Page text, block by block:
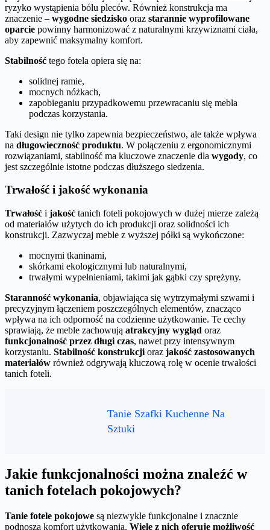
ryzyko wystąpienia bólu pleców. Również konstrukcja ma
znaczenie – wygodne siedzisko oraz starannie wyprofilowane
oparcie powinny harmonizować z naturalnymi krzywiznami ciała,
aby zapewnić maksymalny komfort.
Stabilność tego fotela opiera się na:
solidnej ramie,
mocnych nóżkach,
zapobieganiu przypadkowemu przewracaniu się mebla
podczas korzystania.
Taki design nie tylko zapewnia bezpieczeństwo, ale także wpływa
na długowieczność produktu. W połączeniu z ergonomicznymi
rozwiązaniami, stabilność ma kluczowe znaczenie dla wygody, co
jest szczególnie istotne podczas dłuższego siedzenia.
Trwałość i jakość wykonania
Trwałość i jakość tanich foteli pokojowych w dużej mierze zależą
od materiałów użytych do ich produkcji oraz solidności ich
konstrukcji. Zazwyczaj meble z wyższej półki są wykończone:
mocnymi tkaninami,
skórkami ekologicznymi lub naturalnymi,
trwałymi wypełnieniami, takimi jak gąbki czy sprężyny.
Staranność wykonania, objawiająca się wytrzymałymi szwami i
precyzyjnym łączeniem poszczególnych elementów, znacząco
wpływa na ich odporność na codzienne użytkowanie. Te cechy
sprawiają, że meble zachowują atrakcyjny wygląd oraz
funkcjonalność przez długi czas, nawet przy intensywnym
korzystaniu. Stabilność konstrukcji oraz jakość zastosowanych
materiałów również odgrywają kluczową rolę w ocenie trwałości
tanich foteli.
Tanie Szafki Kuchenne Na
Sztuki
Jakie funkcjonalności można znaleźć w
tanich fotelach pokojowych?
Tanie fotele pokojowe są niezwykle funkcjonalne i znacznie
podnoszą komfort użytkowania. Wiele z nich oferuje możliwość